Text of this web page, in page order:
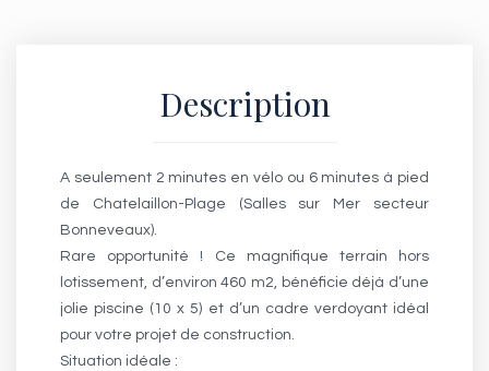
Description
A seulement 2 minutes en vélo ou 6 minutes à pied
de Chatelaillon-Plage (Salles sur Mer secteur
Bonneveaux).
Rare opportunité ! Ce magnifique terrain hors
lotissement, d’environ 460 m2, bénéficie déjà d’une
jolie piscine (10 x 5) et d’un cadre verdoyant idéal
pour votre projet de construction.
Situation idéale :